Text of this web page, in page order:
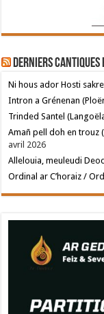
Derniers cantiques
Ni hous ador Hosti
Intron a Grénenan
Trinded Santel
Amañ pell doh en trouz
avril 2026
Allelouia, meuleudi
Ordinal ar C’horaiz /